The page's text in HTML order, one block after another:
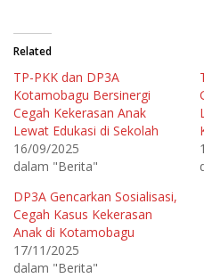
n
u
b
r
b
a
g
p
a
d
T
w
i
t
t
e
r
(
m
m
b
a
g
a
n
i
F
a
c
e
o
Related
TP-PKK dan DP3A
Kotamobagu Bersinergi
Cegah Kekerasan Anak
Lewat Edukasi di Sekolah
16/09/2025
dalam "Berita"
DP3A Gencarkan Sosialisasi,
Cegah Kasus Kekerasan
Anak di Kotamobagu
17/11/2025
dalam "Berita"